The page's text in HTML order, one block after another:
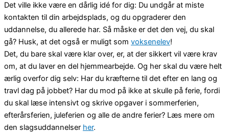
Det ville ikke være en dårlig idé for dig: Du undgår at miste
kontakten til din arbejdsplads, og du opgraderer den
uddannelse, du allerede har. Så måske er det den vej, du skal
gå? Husk, at det også er muligt som voksenelev!
Det, du bare skal være klar over, er, at der sikkert vil være krav
om, at du laver en del hjemmearbejde. Og her skal du være helt
ærlig overfor dig selv: Har du kræfterne til det efter en lang og
travl dag på jobbet? Har du mod på ikke at skulle på ferie, fordi
du skal læse intensivt og skrive opgaver i sommerferien,
efterårsferien, juleferien og alle de andre ferier? Læs mere om
den slagsuddannelser her.